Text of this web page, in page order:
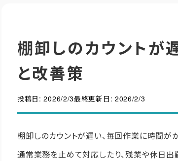
棚卸しのカウントが
と改善策
投稿日:2026/2/3最終更新日: 2026/2/3
棚卸しのカウントが遅い、毎回作業に時間が
通常業務を止めて対応したり、残業や休日出